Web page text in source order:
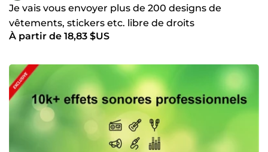
Je vais vous envoyer plus de 200 designs de
vêtements, stickers etc. libre de droits
À partir de 18,83 $US